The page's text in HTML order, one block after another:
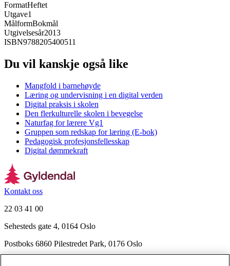
FormatHeftet
Utgave1
MålformBokmål
Utgivelsesår2013
ISBN9788205400511
Du vil kanskje også like
Mangfold i barnehøyde
Læring og undervisning i en digital verden
Digital praksis i skolen
Den flerkulturelle skolen i bevegelse
Naturfag for lærere Vg1
Gruppen som redskap for læring (E-bok)
Pedagogisk profesjonsfellesskap
Digital dømmekraft
Kontakt oss
22 03 41 00
Sehesteds gate 4, 0164 Oslo
Postboks 6860 Pilestredet Park, 0176 Oslo